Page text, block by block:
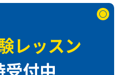
レッスン
受付中